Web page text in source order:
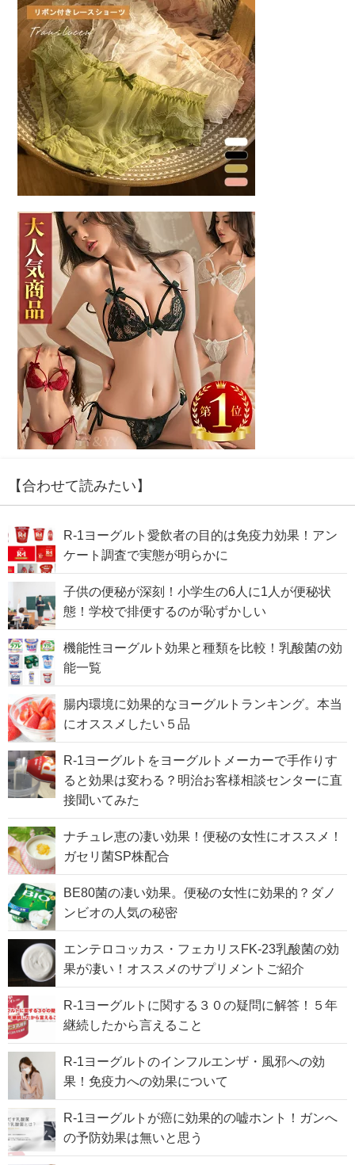
【合わせて読みたい】
R-1ヨーグルト愛飲者の目的は免疫力効果！アン
ケート調査で実態が明らかに
子供の便秘が深刻！小学生の6人に1人が便秘状
態！学校で排便するのが恥ずかしい
機能性ヨーグルト効果と種類を比較！乳酸菌の効
能一覧
腸内環境に効果的なヨーグルトランキング。本当
にオススメしたい５品
R-1ヨーグルトをヨーグルトメーカーで手作りす
ると効果は変わる？明治お客様相談センターに直
接聞いてみた
ナチュレ恵の凄い効果！便秘の女性にオススメ！
ガセリ菌SP株配合
BE80菌の凄い効果。便秘の女性に効果的？ダノ
ンビオの人気の秘密
エンテロコッカス・フェカリスFK-23乳酸菌の効
果が凄い！オススメのサプリメントご紹介
R-1ヨーグルトに関する３０の疑問に解答！５年
継続したから言えること
R-1ヨーグルトのインフルエンザ・風邪への効
果！免疫力への効果について
R-1ヨーグルトが癌に効果的の嘘ホント！ガンへ
の予防効果は無いと思う